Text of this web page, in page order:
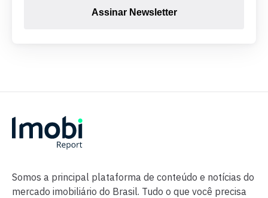
Assinar Newsletter
Somos a principal plataforma de conteúdo e notícias do
mercado imobiliário do Brasil. Tudo o que você precisa